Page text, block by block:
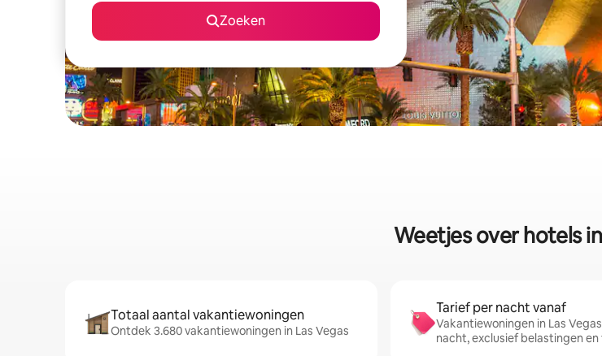
Zoeken
Weetjes over hotels
Totaal aantal vakantiewoningen
Ontdek 3.680 vakantiewoningen in Las Vegas
Tarief per nacht vanaf
Vakantiewoningen in Las
nacht, exclusief belastingen